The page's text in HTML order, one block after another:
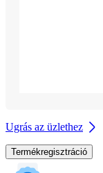
Ugrás az üzlethez
Termékregisztráció